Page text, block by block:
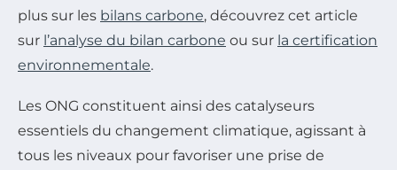
plus sur les bilans carbone, découvrez cet article
sur l’analyse du bilan carbone ou sur la certification
environnementale.
Les ONG constituent ainsi des catalyseurs
essentiels du changement climatique, agissant à
tous les niveaux pour favoriser une prise de